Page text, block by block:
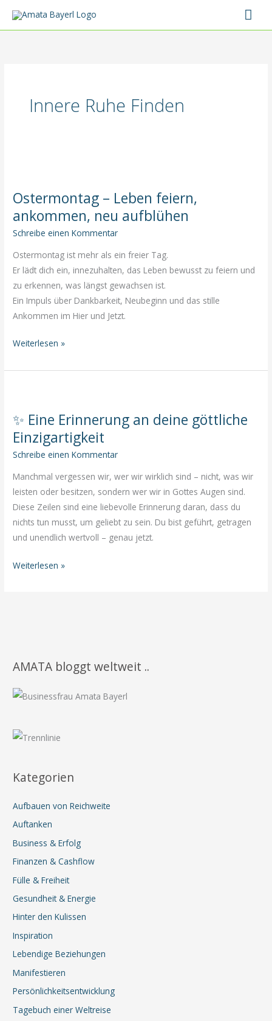
Inhalt
Innere Ruhe Finden
Ostermontag – Leben feiern,
ankommen, neu aufblühen
Schreibe einen Kommentar
Ostermontag ist mehr als ein freier Tag.
Er lädt dich ein, innezuhalten, das Leben bewusst zu feiern und
zu erkennen, was längst gewachsen ist.
Ein Impuls über Dankbarkeit, Neubeginn und das stille
Ankommen im Hier und Jetzt.
Ostermontag
Leben
neu
aufblühen
Weiterlesen »
✨ Eine Erinnerung an deine göttliche
Einzigartigkeit
Schreibe einen Kommentar
Manchmal vergessen wir, wer wir wirklich sind – nicht, was wir
leisten oder besitzen, sondern wer wir in Gottes Augen sind.
Diese Zeilen sind eine liebevolle Erinnerung daran, dass du
nichts tun musst, um geliebt zu sein. Du bist geführt, getragen
und unendlich wertvoll – genau jetzt.
✨
Weiterlesen »
AMATA bloggt weltweit ..
Kategorien
Aufbauen von Reichweite
Auftanken
Business & Erfolg
Finanzen & Cashflow
Fülle & Freiheit
Gesundheit & Energie
Hinter den Kulissen
Inspiration
Lebendige Beziehungen
Manifestieren
Persönlichkeitsentwicklung
Tagebuch einer Weltreise